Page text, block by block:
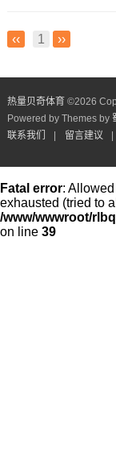
‹‹ 1 ››
热量贝奇体育 ©2026
Powered by Themes by
联系我们
留言建议
Fatal error:
exhausted (tried to
/www/wwwroot/
on line 39